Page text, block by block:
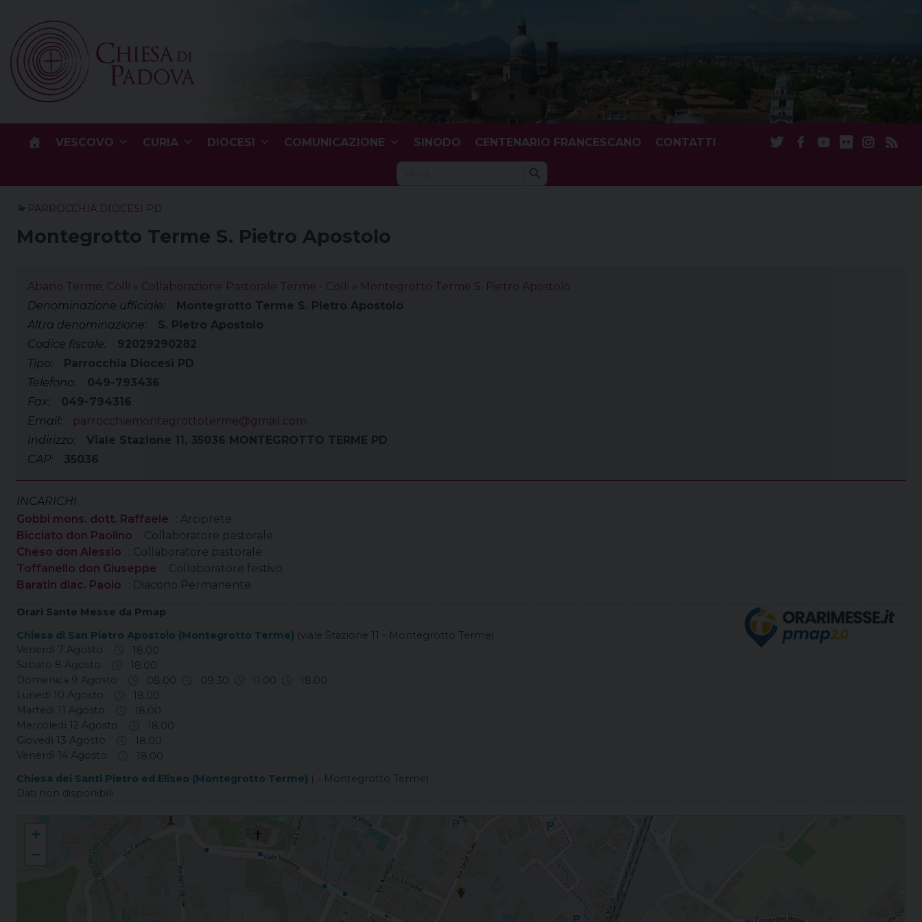
content
VESCOVO CURIA DIOCESI COMUNICAZIONE SINODO CENTENARIO FRANCESCANO
CONTATTI
Search
Search Button
PARROCCHIA DIOCESI PD
Montegrotto Terme S. Pietro Apostolo
Abano Terme, Colli Collaborazione Pastorale Terme - Colli
Montegrotto Terme S. Pietro Apostolo
Denominazione ufficiale:
Montegrotto Terme S. Pietro Apostolo
Altra denominazione:
S. Pietro Apostolo
Codice fiscale:
92029290282
Tipo:
Parrocchia Diocesi PD
Telefono:
049-793436
Fax:
049-794316
Email:
parrocchiemontegrottoterme@gmail.com
Indirizzo:
Viale Stazione 11, 35036 MONTEGROTTO TERME PD
CAP:
35036
INCARICHI
Gobbi mons. dott. Raffaele
: Arciprete
Bicciato don Paolino
: Collaboratore pastorale
Cheso don Alessio
: Collaboratore pastorale
Toffanello don Giuseppe
: Collaboratore festivo
Baratin diac. Paolo
: Diacono Permanente
Orari Sante Messe da Pmap
Chiesa di San Pietro Apostolo (Montegrotto Terme) (viale Stazione 11 - Montegrotto Terme)
Venerdì 7 Agosto
18.00
Sabato 8 Agosto
18.00
Domenica 9 Agosto
08.00 09.30 11.00
18.00
Lunedì 10 Agosto
18.00
Martedì 11 Agosto
18.00
Mercoledì 12 Agosto
18.00
Giovedì 13 Agosto
18.00
Venerdì 14 Agosto
18.00
Chiesa dei Santi Pietro ed Eliseo (Montegrotto Terme) ( - Montegrotto Terme)
Dati non disponibili
Montegrotto Terme S. Pietro Apostolo
+
−